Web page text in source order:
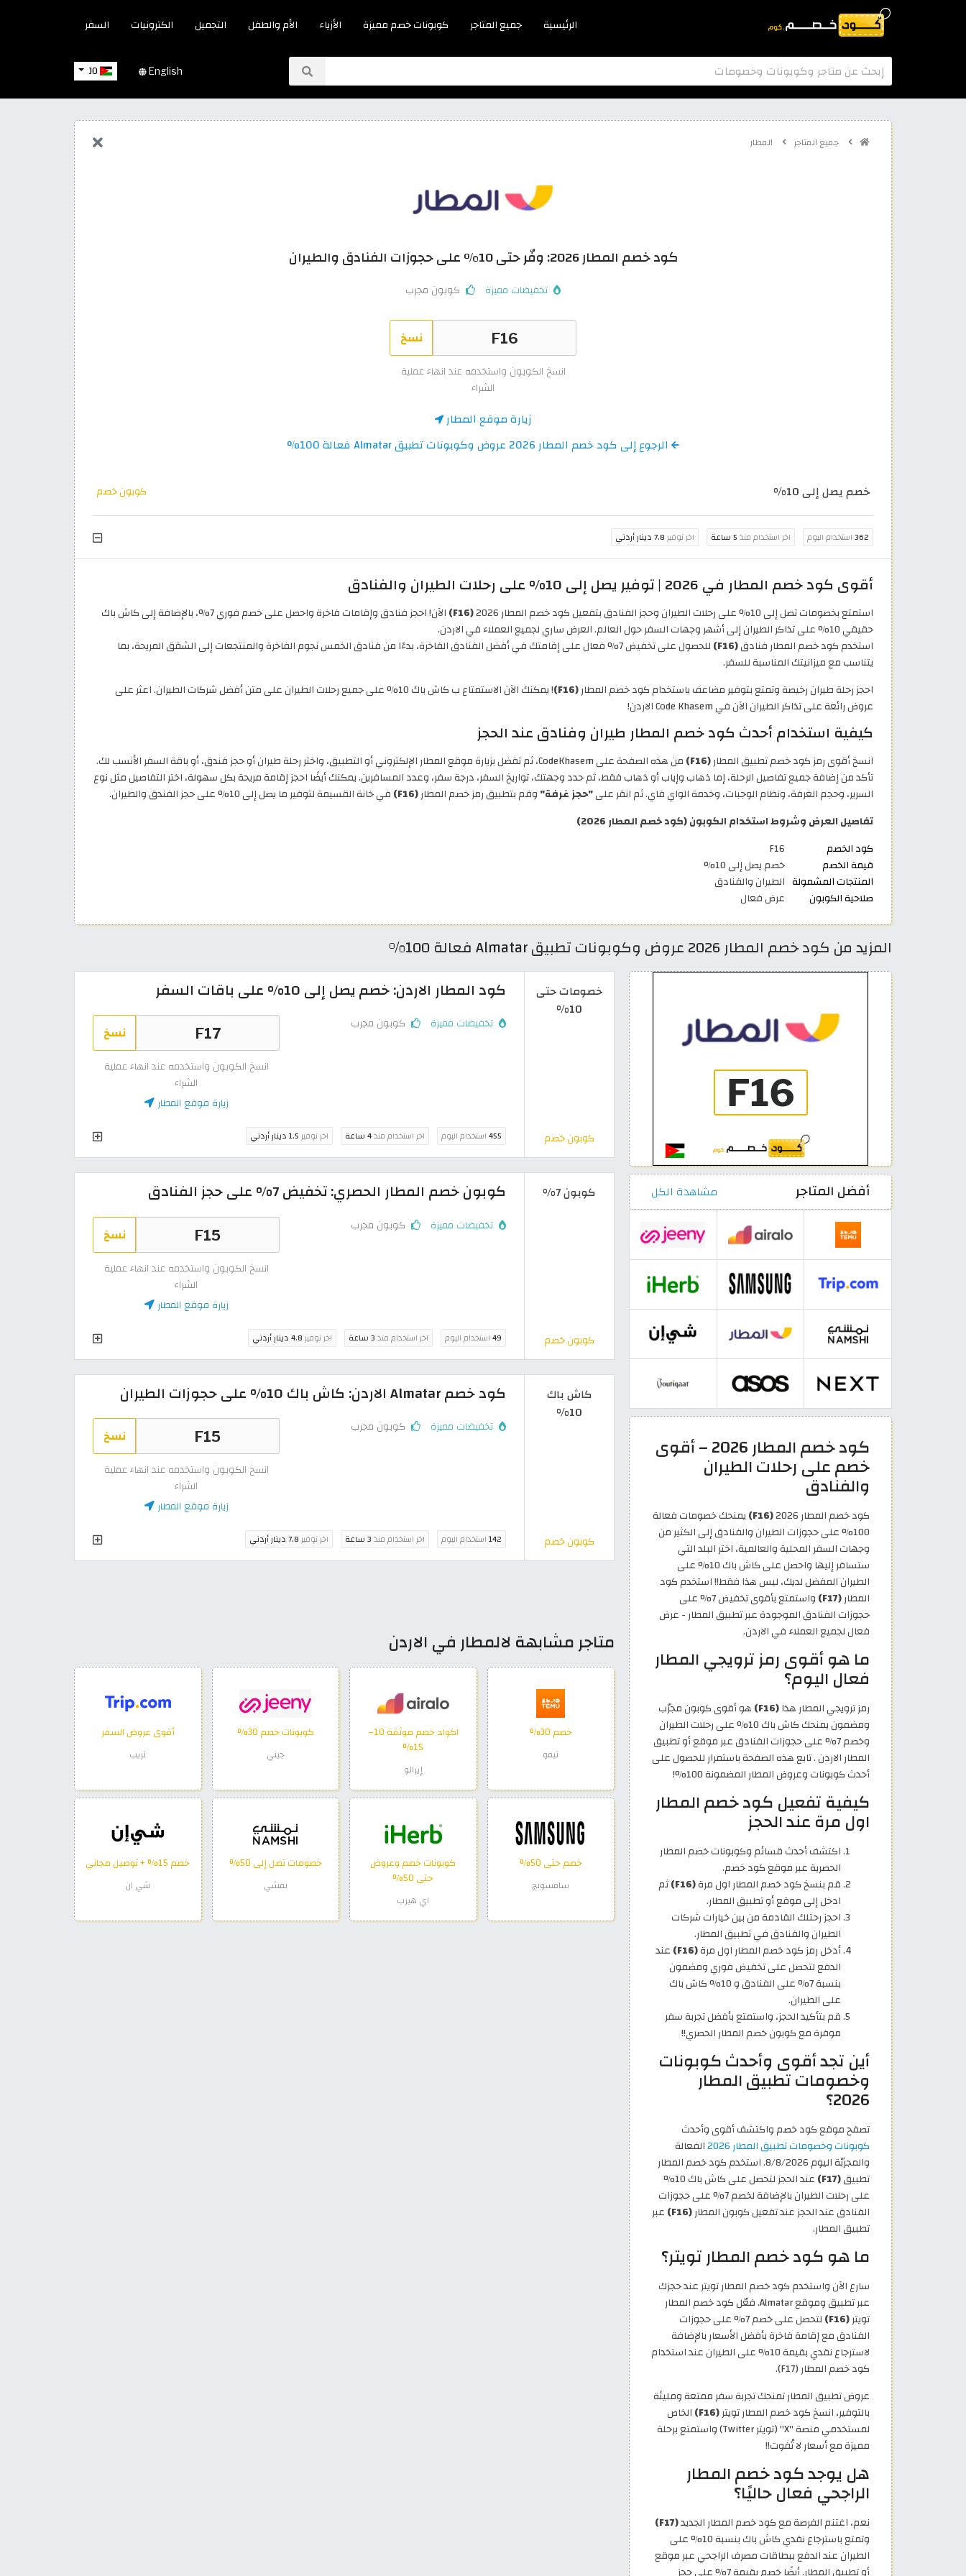
الرئيسية جميع المتاجر كوبونات خصم مميزة الأزياء الأم والطفل التجميل الكترونيات السفر
JO English
جميع المتاجر المطار
كود خصم المطار 2026: وفّر حتى 10% على حجوزات الفنادق والطيران
تخفيضات مميزة كوبون مجرب
نسخ
انسخ الكوبون واستخدمه عند انهاء عملية
الشراء
زيارة موقع المطار
الرجوع إلى كود خصم المطار 2026 عروض وكوبونات تطبيق Almatar فعالة 100%
خصم يصل إلى 10% كوبون خصم
362استخدام اليوم اخر استخدام منذ5 ساعة اخر توفير7.8 دينار أردني
أقوى كود خصم المطار في 2026 | توفير يصل إلى 10% على رحلات الطيران والفنادق
استمتع بخصومات تصل إلى 10% على رحلات الطيران وحجز الفنادق بتفعيل كود خصم المطار 2026 (F16)
الآن! احجز فنادق وإقامات فاخرة واحصل على خصم فوري 7%، بالإضافة إلى كاش باك
حقيقي 10% على تذاكر الطيران إلى أشهر وجهات السفر حول العالم. العرض ساري لجميع العملاء في الاردن.
استخدم كود خصم المطار فنادق(F16)
للحصول على تخفيض 7% فعال على إقامتك في أفضل الفنادق الفاخرة، بدءًا من فنادق الخمس نجوم الفاخرة والمنتجعات إلى الشقق المريحة، بما
يتناسب مع ميزانيتك المناسبة للسفر.
احجز رحلة طيران رخيصة وتمتع بتوفير مضاعف باستخدام كود خصم المطار(F16)
! يمكنك الآن الاستمتاع ب كاش باك 10% على جميع رحلات الطيران على متن أفضل شركات الطيران. اعثر على
عروض رائعة على تذاكر الطيران الآن في Code Khasem الاردن!
كيفية استخدام أحدث كود خصم المطار طيران وفنادق عند الحجز
انسخ أقوى رمز كود خصم تطبيق المطار(F16)
من هذه الصفحة على CodeKhasem، ثم تفضل بزيارة موقع المطار الإلكتروني أو التطبيق، واختر رحلة طيران أو حجز فندق، أو باقة السفر الأنسب لك.
تأكد من إضافة جميع تفاصيل الرحلة، إما ذهاب وإياب أو ذهاب فقط، ثم حدد وجهتك، تواريخ السفر، درجة سفر، وعدد المسافرين. يمكنك أيضًا احجز إقامة مريحة بكل سهولة، اختر التفاصيل مثل نوع
السرير، وحجم الغرفة، ونظام الوجبات، وخدمة الواي فاي. ثم انقر على"حجز غرفة" وقم بتطبيق رمز خصم المطار(F16)
في خانة القسيمة لتوفير ما يصل إلى 10% على حجز الفندق والطيران.
تفاصيل العرض وشروط استخدام الكوبون (كود خصم المطار 2026)
كود الخصم
F16
قيمة الخصم
خصم يصل إلى 10%
المنتجات المشمولة الطيران والفنادق
صلاحية الكوبون
عرض فعال
المزيد من كود خصم المطار 2026 عروض وكوبونات تطبيق Almatar فعالة 100%
خصومات حتى
10%
كوبون خصم
كود المطار الاردن: خصم يصل إلى 10% على باقات السفر
تخفيضات مميزة كوبون مجرب نسخ
انسخ الكوبون واستخدمه عند انهاء عملية
الشراء
زيارة موقع المطار
455استخدام اليوم اخر استخدام منذ4 ساعة اخر توفير1.5 دينار أردني
كوبون 7%
كوبون خصم
كوبون خصم المطار الحصري: تخفيض 7% على حجز الفنادق
تخفيضات مميزة كوبون مجرب نسخ
انسخ الكوبون واستخدمه عند انهاء عملية
الشراء
زيارة موقع المطار
49استخدام اليوم اخر استخدام منذ3 ساعة اخر توفير4.8 دينار أردني
كاش باك
10%
كوبون خصم
كود خصم Almatar الاردن: كاش باك 10% على حجوزات الطيران
تخفيضات مميزة كوبون مجرب نسخ
انسخ الكوبون واستخدمه عند انهاء عملية
الشراء
زيارة موقع المطار
142استخدام اليوم اخر استخدام منذ3 ساعة اخر توفير7.8 دينار أردني
متاجر مشابهة لالمطار في الاردن
خصم 30%
تيمو
اكواد خصم موثقة 10–
15%
إيرالو
كوبونات خصم 30%
جيني
أقوى عروض السفر
تريب
خصم حتى 50%
سامسونج
كوبونات خصم وعروض
حتى 50%
اي هيرب
خصومات تصل إلى 50%
نمشي
خصم 15% + توصيل مجاني
شي ان
أفضل المتاجر مشاهدة الكل
كود خصم المطار 2026 – أقوى
خصم على رحلات الطيران
والفنادق
كود خصم المطار 2026 (F16)
يمنحك خصومات فعالة
100% على حجوزات الطيران والفنادق إلى الكثير من
وجهات السفر المحلية والعالمية، اختر البلد التي
ستسافر إليها واحصل على كاش باك 10% على
الطيران المفضل لديك، ليس هذا فقط!! استخدم كود
المطار(F17)
واستمتع بأقوى تخفيض 7% على
حجوزات الفنادق الموجودة عبر تطبيق المطار - عرض
فعال لجميع العملاء في الاردن.
ما هو أقوى رمز ترويجي المطار
فعال اليوم؟
رمز ترويجي المطار هذا(F16)
هو أقوى كوبون مجرّب
ومضمون يمنحك كاش باك 10% على رحلات الطيران
وخصم 7% على حجوزات الفنادق عبر موقع أو تطبيق
المطار الاردن . تابع هذه الصفحة باستمرار للحصول على
أحدث كوبونات وعروض المطار المضمونة 100%!
كيفية تفعيل كود خصم المطار
اول مرة عند الحجز
اكتشف أحدث قسائم وكوبونات خصم المطار
الحصرية عبر موقع كود خصم.
قم بنسخ كود خصم المطار اول مرة(F16)
ثم
ادخل إلى موقع أو تطبيق المطار.
احجز رحتلك القادمة من بين خيارات شركات
الطيران والفنادق في تطبيق المطار.
أدخل رمز كود خصم المطار اول مرة(F16)
عند
الدفع لتحصل على تخفيض فوري ومضمون
بنسبة 7% على الفنادق و 10% كاش باك
على الطيران.
قم بتأكيد الحجز، واستمتع بأفضل تجربة سفر
موفرة مع كوبون خصم المطار الحصري!!
أين تجد أقوى وأحدث كوبونات
وخصومات تطبيق المطار
2026؟
تصفح موقع كود خصم واكتشف أقوى وأحدث
كوبونات وخصومات تطبيق المطار 2026
الفعالة
والمجربّة اليوم 8/8/2026. استخدم كود خصم المطار
تطبيق(F17)
عند الحجز لتحصل على كاش باك 10%
على رحلات الطيران بالإضافة لخصم 7% على حجوزات
الفنادق عند الحجز عند تفعيل كوبون المطار(F16)
عبر
تطبيق المطار.
ما هو كود خصم المطار تويتر؟
سارع الآن واستخدم كود خصم المطار تويتر عند حجزك
عبر تطبيق وموقع Almatar. فعّل كود خصم المطار
تويتر(F16)
لتحصل على خصم 7% على حجوزات
الفنادق مع إقامة فاخرة بأفضل الأسعار بالإضافة
لاسترجاع نقدي بقيمة 10% على الطيران عند استخدام
كود خصم المطار (F17).
عروض تطبيق المطار تمنحك تجربة سفر ممتعة ومليئة
بالتوفير، انسخ كود خصم المطار تويتر(F16)
الخاص
لمستخدمي منصة "X" (تويتر Twitter) واستمتع برحلة
مميزة مع أسعار لا تُفوت!!
هل يوجد كود خصم المطار
الراجحي فعال حاليًا؟
نعم، اغتنم الفرصة مع كود خصم المطار الجديد(F17)
وتمتع باسترجاع نقدي كاش باك بنسبة 10% على
الطيران عند الدفع ببطاقات مصرف الراجحي عبر موقع
أو تطبيق المطار. أيضًا خصم بقيمة 7% على حجز